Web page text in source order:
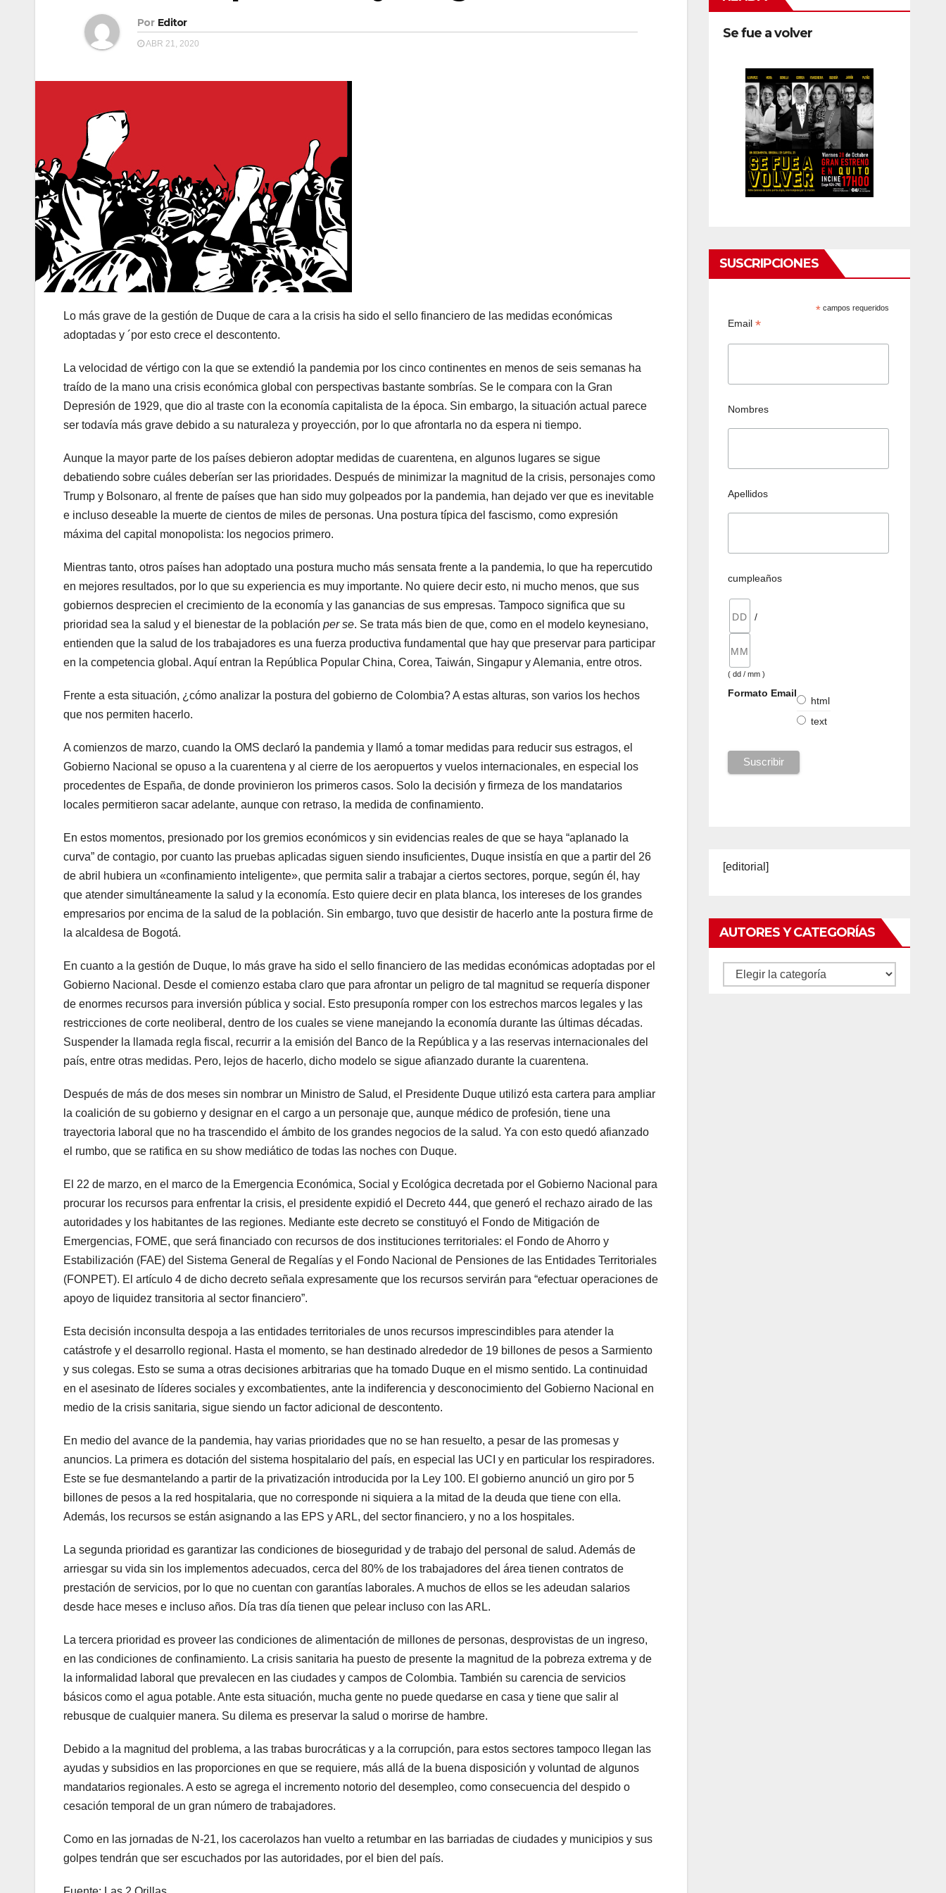
Por Editor
ABR 21, 2020
Lo más grave de la gestión de Duque de cara a la crisis ha sido el sello financiero de las medidas económicas
adoptadas y ´por esto crece el descontento.
La velocidad de vértigo con la que se extendió la pandemia por los cinco continentes en menos de seis semanas ha
traído de la mano una crisis económica global con perspectivas bastante sombrías. Se le compara con la Gran
Depresión de 1929, que dio al traste con la economía capitalista de la época. Sin embargo, la situación actual parece
ser todavía más grave debido a su naturaleza y proyección, por lo que afrontarla no da espera ni tiempo.
Aunque la mayor parte de los países debieron adoptar medidas de cuarentena, en algunos lugares se sigue
debatiendo sobre cuáles deberían ser las prioridades. Después de minimizar la magnitud de la crisis, personajes como
Trump y Bolsonaro, al frente de países que han sido muy golpeados por la pandemia, han dejado ver que es inevitable
e incluso deseable la muerte de cientos de miles de personas. Una postura típica del fascismo, como expresión
máxima del capital monopolista: los negocios primero.
Mientras tanto, otros países han adoptado una postura mucho más sensata frente a la pandemia, lo que ha repercutido
en mejores resultados, por lo que su experiencia es muy importante. No quiere decir esto, ni mucho menos, que sus
gobiernos desprecien el crecimiento de la economía y las ganancias de sus empresas. Tampoco significa que su
prioridad sea la salud y el bienestar de la población per se. Se trata más bien de que, como en el modelo keynesiano,
entienden que la salud de los trabajadores es una fuerza productiva fundamental que hay que preservar para participar
en la competencia global. Aquí entran la República Popular China, Corea, Taiwán, Singapur y Alemania, entre otros.
Frente a esta situación, ¿cómo analizar la postura del gobierno de Colombia? A estas alturas, son varios los hechos
que nos permiten hacerlo.
A comienzos de marzo, cuando la OMS declaró la pandemia y llamó a tomar medidas para reducir sus estragos, el
Gobierno Nacional se opuso a la cuarentena y al cierre de los aeropuertos y vuelos internacionales, en especial los
procedentes de España, de donde provinieron los primeros casos. Solo la decisión y firmeza de los mandatarios
locales permitieron sacar adelante, aunque con retraso, la medida de confinamiento.
En estos momentos, presionado por los gremios económicos y sin evidencias reales de que se haya “aplanado la
curva” de contagio, por cuanto las pruebas aplicadas siguen siendo insuficientes, Duque insistía en que a partir del 26
de abril hubiera un «confinamiento inteligente», que permita salir a trabajar a ciertos sectores, porque, según él, hay
que atender simultáneamente la salud y la economía. Esto quiere decir en plata blanca, los intereses de los grandes
empresarios por encima de la salud de la población. Sin embargo, tuvo que desistir de hacerlo ante la postura firme de
la alcaldesa de Bogotá.
En cuanto a la gestión de Duque, lo más grave ha sido el sello financiero de las medidas económicas adoptadas por el
Gobierno Nacional. Desde el comienzo estaba claro que para afrontar un peligro de tal magnitud se requería disponer
de enormes recursos para inversión pública y social. Esto presuponía romper con los estrechos marcos legales y las
restricciones de corte neoliberal, dentro de los cuales se viene manejando la economía durante las últimas décadas.
Suspender la llamada regla fiscal, recurrir a la emisión del Banco de la República y a las reservas internacionales del
país, entre otras medidas. Pero, lejos de hacerlo, dicho modelo se sigue afianzado durante la cuarentena.
Después de más de dos meses sin nombrar un Ministro de Salud, el Presidente Duque utilizó esta cartera para ampliar
la coalición de su gobierno y designar en el cargo a un personaje que, aunque médico de profesión, tiene una
trayectoria laboral que no ha trascendido el ámbito de los grandes negocios de la salud. Ya con esto quedó afianzado
el rumbo, que se ratifica en su show mediático de todas las noches con Duque.
El 22 de marzo, en el marco de la Emergencia Económica, Social y Ecológica decretada por el Gobierno Nacional para
procurar los recursos para enfrentar la crisis, el presidente expidió el Decreto 444, que generó el rechazo airado de las
autoridades y los habitantes de las regiones. Mediante este decreto se constituyó el Fondo de Mitigación de
Emergencias, FOME, que será financiado con recursos de dos instituciones territoriales: el Fondo de Ahorro y
Estabilización (FAE) del Sistema General de Regalías y el Fondo Nacional de Pensiones de las Entidades Territoriales
(FONPET). El artículo 4 de dicho decreto señala expresamente que los recursos servirán para “efectuar operaciones de
apoyo de liquidez transitoria al sector financiero”.
Esta decisión inconsulta despoja a las entidades territoriales de unos recursos imprescindibles para atender la
catástrofe y el desarrollo regional. Hasta el momento, se han destinado alrededor de 19 billones de pesos a Sarmiento
y sus colegas. Esto se suma a otras decisiones arbitrarias que ha tomado Duque en el mismo sentido. La continuidad
en el asesinato de líderes sociales y excombatientes, ante la indiferencia y desconocimiento del Gobierno Nacional en
medio de la crisis sanitaria, sigue siendo un factor adicional de descontento.
En medio del avance de la pandemia, hay varias prioridades que no se han resuelto, a pesar de las promesas y
anuncios. La primera es dotación del sistema hospitalario del país, en especial las UCI y en particular los respiradores.
Este se fue desmantelando a partir de la privatización introducida por la Ley 100. El gobierno anunció un giro por 5
billones de pesos a la red hospitalaria, que no corresponde ni siquiera a la mitad de la deuda que tiene con ella.
Además, los recursos se están asignando a las EPS y ARL, del sector financiero, y no a los hospitales.
La segunda prioridad es garantizar las condiciones de bioseguridad y de trabajo del personal de salud. Además de
arriesgar su vida sin los implementos adecuados, cerca del 80% de los trabajadores del área tienen contratos de
prestación de servicios, por lo que no cuentan con garantías laborales. A muchos de ellos se les adeudan salarios
desde hace meses e incluso años. Día tras día tienen que pelear incluso con las ARL.
La tercera prioridad es proveer las condiciones de alimentación de millones de personas, desprovistas de un ingreso,
en las condiciones de confinamiento. La crisis sanitaria ha puesto de presente la magnitud de la pobreza extrema y de
la informalidad laboral que prevalecen en las ciudades y campos de Colombia. También su carencia de servicios
básicos como el agua potable. Ante esta situación, mucha gente no puede quedarse en casa y tiene que salir al
rebusque de cualquier manera. Su dilema es preservar la salud o morirse de hambre.
Debido a la magnitud del problema, a las trabas burocráticas y a la corrupción, para estos sectores tampoco llegan las
ayudas y subsidios en las proporciones en que se requiere, más allá de la buena disposición y voluntad de algunos
mandatarios regionales. A esto se agrega el incremento notorio del desempleo, como consecuencia del despido o
cesación temporal de un gran número de trabajadores.
Como en las jornadas de N-21, los cacerolazos han vuelto a retumbar en las barriadas de ciudades y municipios y sus
golpes tendrán que ser escuchados por las autoridades, por el bien del país.
Se fue a volver
SUSCRIPCIONES
* campos requeridos
Email *
Nombres
Apellidos
cumpleaños
/
( dd / mm )
Formato Email
html
text
[editorial]
AUTORES Y CATEGORÍAS
Autores